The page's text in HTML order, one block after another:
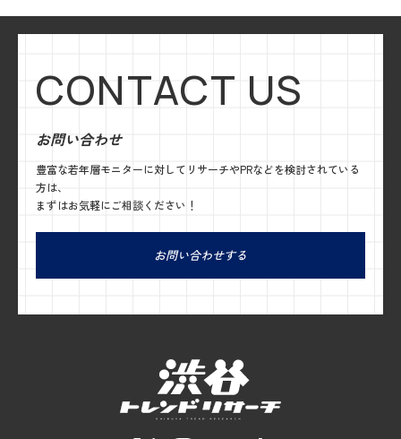
CONTACT US
お問い合わせ
豊富な若年層モニターに対してリサーチやPRなどを検討されている
方は、
まずはお気軽にご相談ください！
お問い合わせする